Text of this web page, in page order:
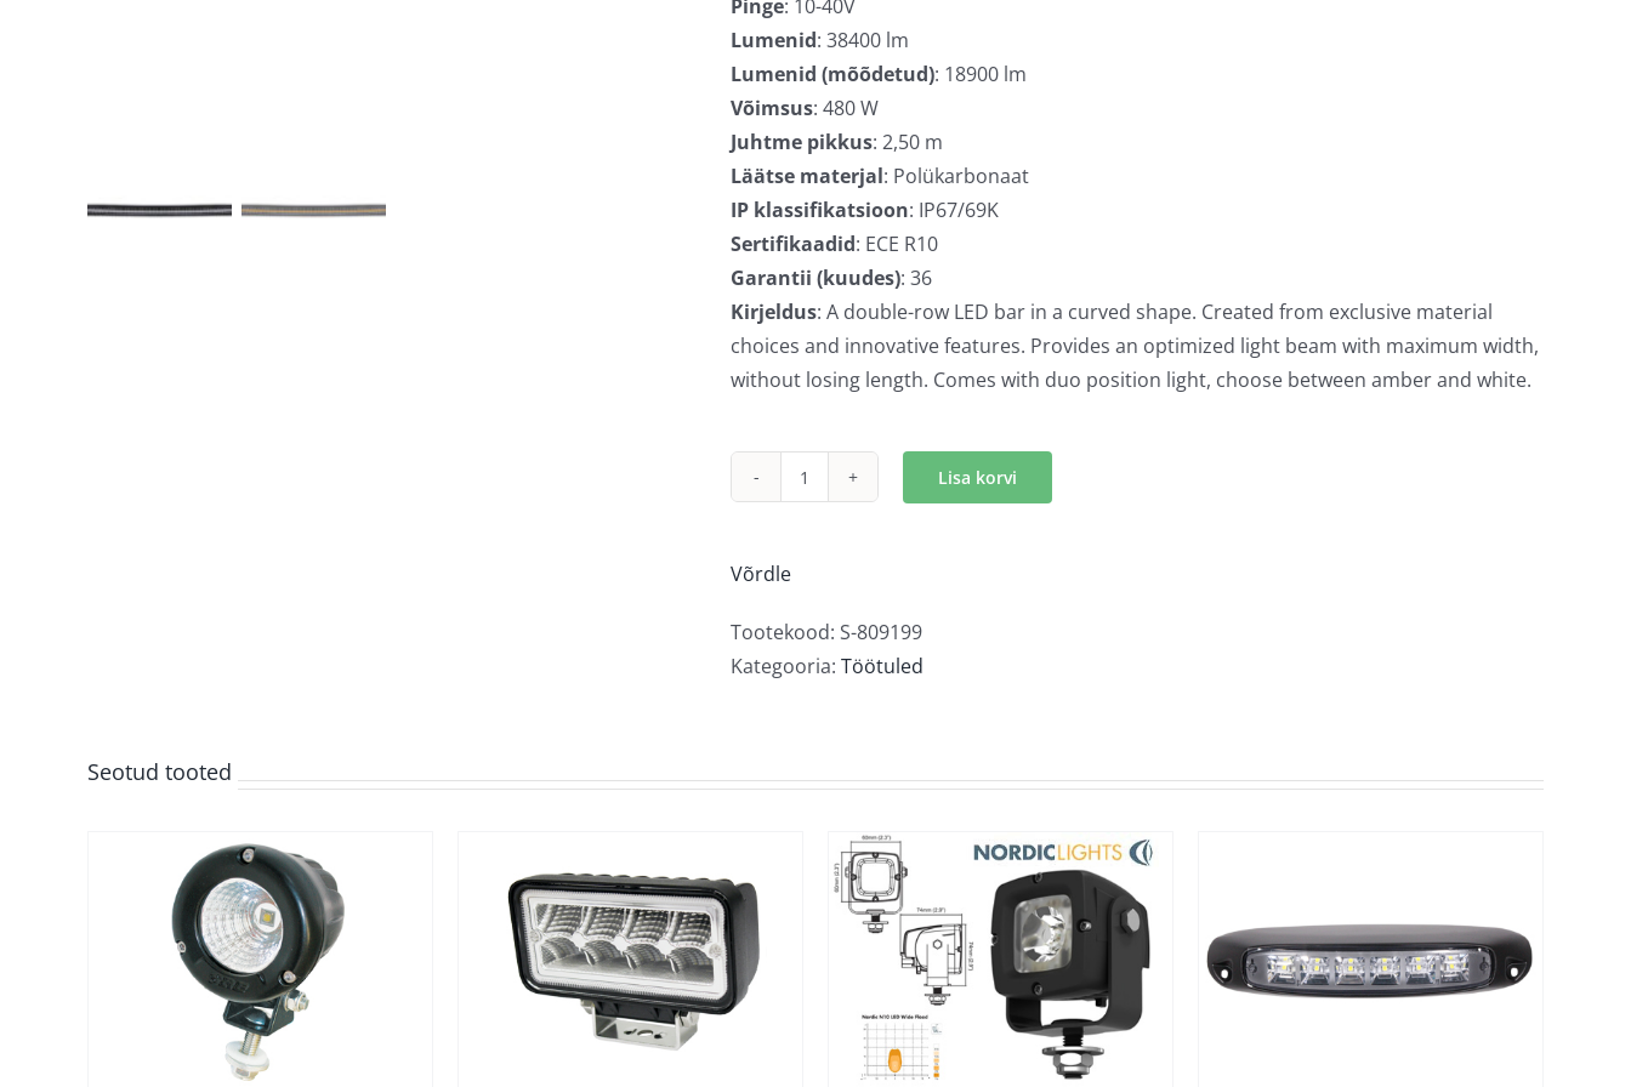
Pinge: 10-40V
Lumenid: 38400 lm
Lumenid (mõõdetud): 18900 lm
Võimsus: 480 W
Juhtme pikkus: 2,50 m
Läätse materjal: Polükarbonaat
IP klassifikatsioon: IP67/69K
Sertifikaadid: ECE R10
Garantii (kuudes): 36
Kirjeldus: A double-row LED bar in a curved shape. Created from exclusive material
choices and innovative features. Provides an optimized light beam with maximum width,
without losing length. Comes with duo position light, choose between amber and white.
Strands
kogus
Lisa korvi
Võrdle
Tootekood: S-809199
Kategooria: Töötuled
Seotud tooted